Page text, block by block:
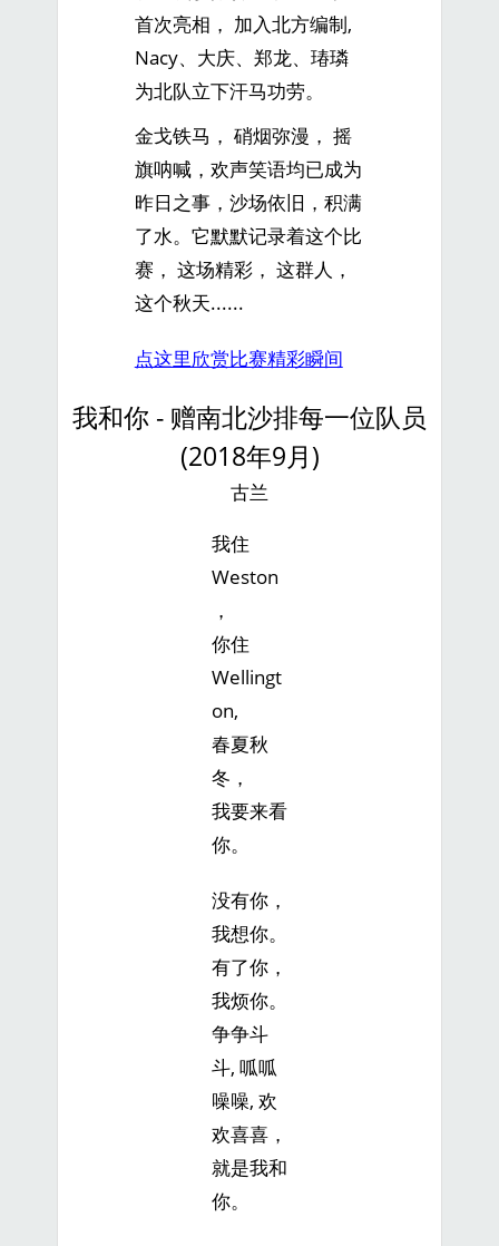
首次亮相， 加入北方编制,
Nacy、大庆、郑龙、瑃璘
为北队立下汗马功劳。
金戈铁马， 硝烟弥漫， 摇
旗呐喊，欢声笑语均已成为
昨日之事，沙场依旧，积满
了水。它默默记录着这个比
赛， 这场精彩， 这群人，
这个秋天......
点这里欣赏比赛精彩瞬间
我和你 - 赠南北沙排每一位队员
(2018年9月)
古兰
我住
Weston
，
你住
Wellingt
on,
春夏秋
冬，
我要来看
你。
没有你，
我想你。
有了你，
我烦你。
争争斗
斗, 呱呱
噪噪, 欢
欢喜喜，
就是我和
你。